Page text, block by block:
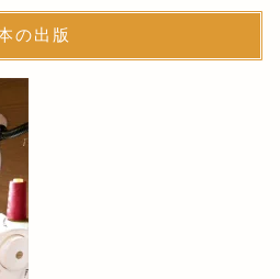
の出版